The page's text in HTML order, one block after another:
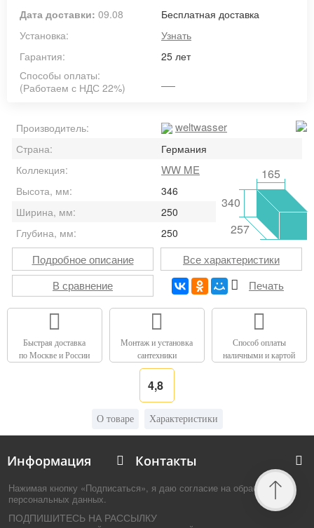
Дата доставки: 09.08
Бесплатная доставка
Установка:
Узнать
Гарантия:
25 лет
Способы оплаты:
(Работаем с НДС 22%)
Производитель: weltwasser
Страна:
Германия
Коллекция:
WW ME
Высота, мм:
346
Ширина, мм:
250
Глубина, мм:
250
340
165
257
Подробное описание
Все характеристики
В сравнение
Печать
Быстрая доставка
по Москве и России
Монтаж и установка
сантехники
Способ оплаты
наличными и картой
4,8
О товаре Характеристики
Информация Контакты
Нажимая кнопку «Подписаться», я даю согласие на обработку
персональных данных.
ПОДПИШИТЕСЬ НА РАССЫЛКУ